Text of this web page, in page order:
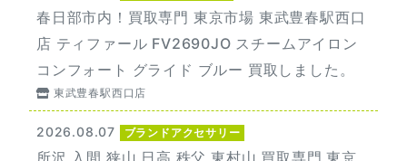
春日部市内！買取専門 東京市場 東武豊春駅西口
店 ティファール FV2690JO スチームアイロン
コンフォート グライド ブルー 買取しました。
東武豊春駅西口店
2026.08.07 ブランドアクセサリー
所沢 入間 狭山 日高 秩父 東村山 買取専門 東京